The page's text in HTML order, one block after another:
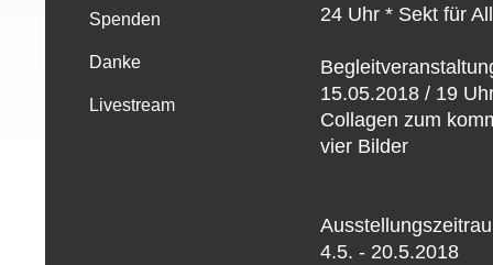
Spenden
Danke
Livestream
24 Uhr * Sekt für
15.05.2018 / 19
Collagen zum
vier Bilder
4.5. - 20.5.2018